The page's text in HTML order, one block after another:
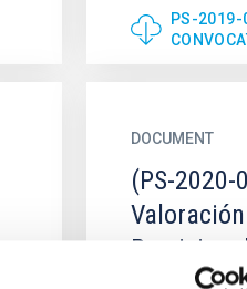
PS-2019-
DOCUMENT
(PS-